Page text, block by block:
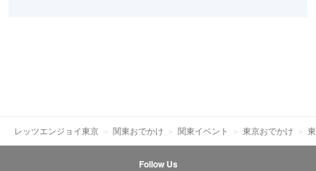
レッツエンジョイ東京 関東おでかけ 関東イベント 東京おでかけ
Follow Us